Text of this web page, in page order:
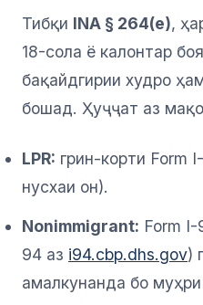
Тибқи INA § 264(e),
18-сола ё калонтар
бақайдгирии худро
бошад. Ҳуҷҷат аз
LPR: грин-корти Form
нусхаи он).
Nonimmigrant: Form
94 аз i94.cbp.dhs.gov)
амалкунанда бо муҳри